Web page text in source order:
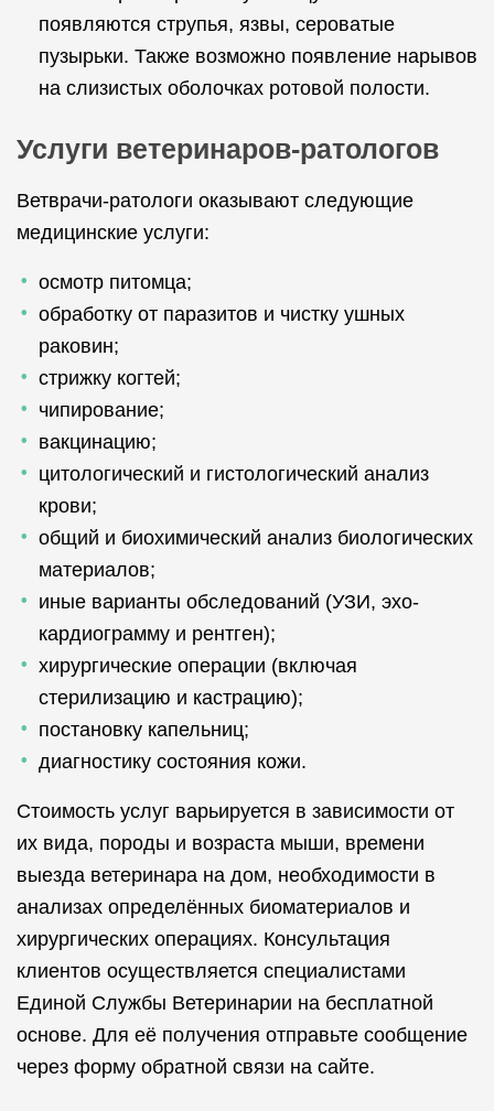
появляются струпья, язвы, сероватые
пузырьки. Также возможно появление нарывов
на слизистых оболочках ротовой полости.
Услуги ветеринаров-ратологов
Ветврачи-ратологи оказывают следующие
медицинские услуги:
осмотр питомца;
обработку от паразитов и чистку ушных
раковин;
стрижку когтей;
чипирование;
вакцинацию;
цитологический и гистологический анализ
крови;
общий и биохимический анализ биологических
материалов;
иные варианты обследований (УЗИ, эхо-
кардиограмму и рентген);
хирургические операции (включая
стерилизацию и кастрацию);
постановку капельниц;
диагностику состояния кожи.
Стоимость услуг варьируется в зависимости от
их вида, породы и возраста мыши, времени
выезда ветеринара на дом, необходимости в
анализах определённых биоматериалов и
хирургических операциях. Консультация
клиентов осуществляется специалистами
Единой Службы Ветеринарии на бесплатной
основе. Для её получения отправьте сообщение
через форму обратной связи на сайте.